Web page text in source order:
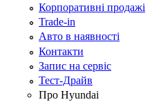
Корпоративні продажі
Trade-in
Авто в наявності
Контакти
Запис на сервіс
Тест-Драйв
Про Hyundai